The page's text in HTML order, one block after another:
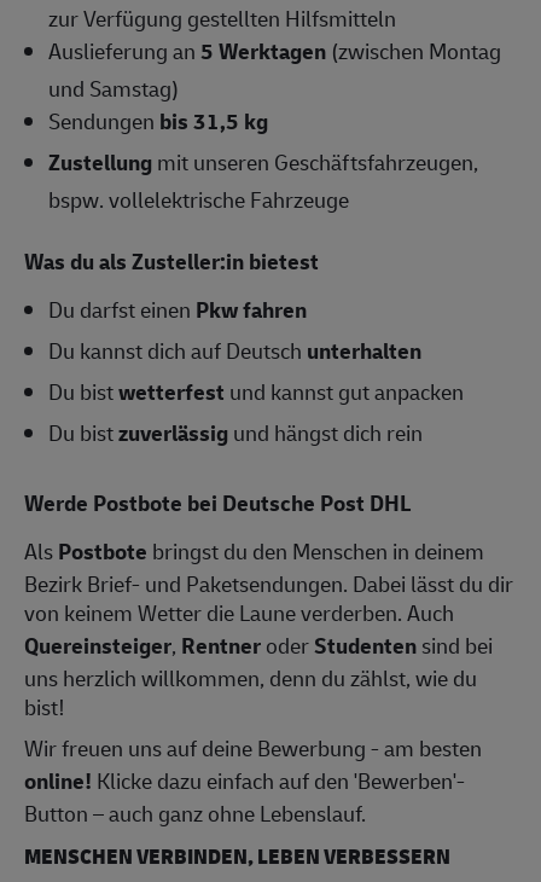
zur Verfügung gestellten Hilfsmitteln
Auslieferung an5 Werktagen (zwischen Montag
und Samstag)
Sendungen bis 31,5 kg
Zustellungmit unseren Geschäftsfahrzeugen,
bspw. vollelektrische Fahrzeuge
Was du als Zusteller:in bietest
Du darfst einen Pkw fahren
Du kannst dich auf Deutsch unterhalten
Du bistwetterfest und kannst gut anpacken
Du bistzuverlässigund hängst dich rein
Werde Postbote bei Deutsche Post DHL
AlsPostbote bringst du den Menschen in deinem
Bezirk Brief- und Paketsendungen. Dabei lässt du dir
von keinem Wetter die Laune verderben. Auch
Quereinsteiger, RentneroderStudentensind bei
uns herzlich willkommen, denn du zählst, wie du
bist!
Wir freuen uns auf deine Bewerbung - am besten
online! Klicke dazu einfach auf den 'Bewerben'-
Button – auch ganz ohne Lebenslauf.
MENSCHEN VERBINDEN, LEBEN VERBESSERN